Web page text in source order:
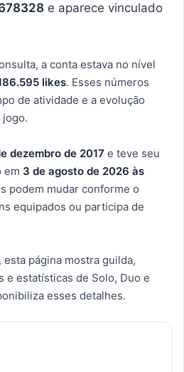
e aparece vinculado
a conta estava no nível
likes. Esses números
de atividade e a evolução
dezembro de 2017 e teve seu
em 3 de agosto de 2026 às
podem mudar conforme o
equipados ou participa de
página mostra guilda,
e estatísticas de Solo, Duo e
esses detalhes.